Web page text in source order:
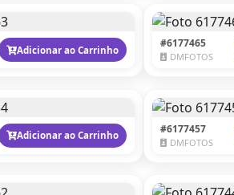
Adicionar ao Carrinho #6177465
DMFOTOS
Adicionar ao Carrinho #6177457
DMFOTOS